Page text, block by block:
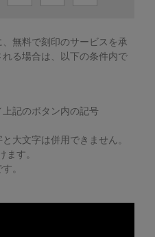
無料で刻印のサービスを承
る場合は、以下の条件内で
記のボタン内の記号
大文字は併用できません。
ます。
。